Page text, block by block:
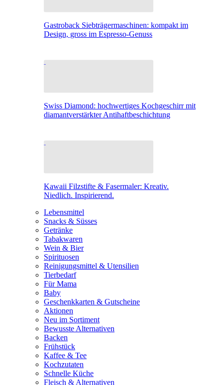
Gastroback Siebträgermaschinen: kompakt im
Design, gross im Espresso-Genuss
Swiss Diamond: hochwertiges Kochgeschirr mit
diamantverstärkter Antihaftbeschichtung
Kawaii Filzstifte & Fasermaler: Kreativ.
Niedlich. Inspirierend.
Lebensmittel
Snacks & Süsses
Getränke
Tabakwaren
Wein & Bier
Spirituosen
Reinigungsmittel & Utensilien
Tierbedarf
Für Mama
Baby
Geschenkkarten & Gutscheine
Aktionen
Neu im Sortiment
Bewusste Alternativen
Backen
Frühstück
Kaffee & Tee
Kochzutaten
Schnelle Küche
Fleisch & Alternativen